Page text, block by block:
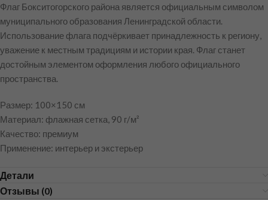
Флаг Бокситогорского района является официальным символом
муниципального образования Ленинградской области.
Использование флага подчёркивает принадлежность к региону,
уважение к местным традициям и истории края. Флаг станет
достойным элементом оформления любого официального
пространства.
Размер: 100×150 см
Материал: флажная сетка, 90 г/м²
Качество: премиум
Применение: интерьер и экстерьер
Детали
Отзывы (0)